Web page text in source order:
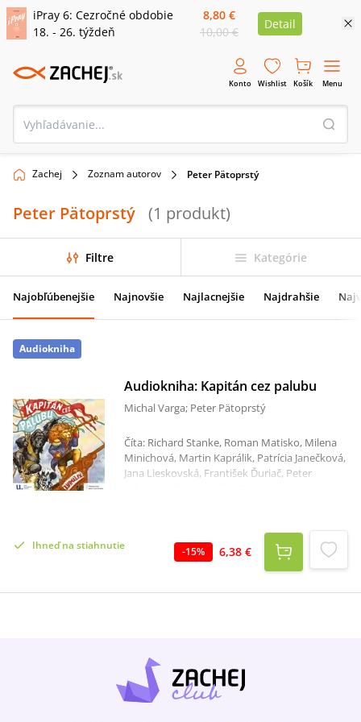
iPray 6: Cezročné obdobie
18. - 26. týždeň
8,80 €
10,00 €
Detail
Konto Wishlist Košík Menu
Zachej Zoznam autorov Peter Pätoprstý
Peter Pätoprstý (1 produkt)
Filtre Kategórie
Najobľúbenejšie Najnovšie Najlacnejšie Najdrahšie
Audiokniha
Audiokniha: Kapitán cez palubu
Michal Varga; Peter Pätoprstý
Číta: Richard Stanke, Roman Matisko, Milena
Minichová, Martin Kaprálik, Patrícia Janečková,
Jana Lieskovská, František Ďuriač, Peter
sa jednak v stodole a jednak v rámci strhujúcej
plavby na lodi Animalix s množstvom
dramatických a humorných situácií.Počas
rozpráva príbeh o obrovskej potope. Zvieratá
zdvihnutí hladiny dostane až na more. Sú
nútené aj vzhľadom na ich rozdielnosti a
prirodzene dané charaktery spolu vychádzať,
aby všetky prežili. Jedná sa o zvieratá rôzneho
Ihneď na stiahnutie -15% 6,38 €